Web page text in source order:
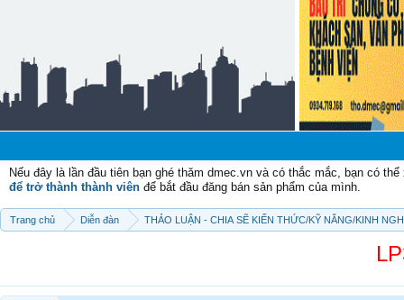
Nếu đây là lần đầu tiên bạn ghé thăm dmec.vn và có thắc mắc, bạn có
để trở thành thành viên để bắt đầu đăng bán sản phẩm của mình.
Trang chủ Diễn đàn THẢO LUẬN - CHIA SẼ KIẾN THỨC/KỸ NĂNG/KINH